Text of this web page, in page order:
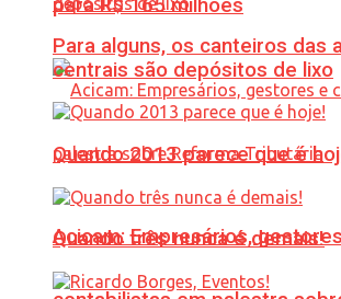
para R$ 165 milhões
Acicam: Empresários,
Para alguns, os canteiros das
centrais são depósitos de lixo
Quando 2013 parece que é
Quando três nunca é demais!